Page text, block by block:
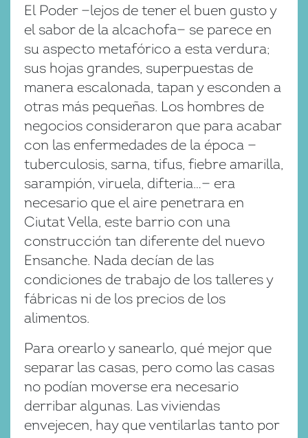
El Poder —lejos de tener el buen gusto y
el sabor de la alcachofa— se parece en
su aspecto metafórico a esta verdura;
sus hojas grandes, superpuestas de
manera escalonada, tapan y esconden a
otras más pequeñas. Los hombres de
negocios consideraron que para acabar
con las enfermedades de la época —
tuberculosis, sarna, tifus, fiebre amarilla,
sarampión, viruela, difteria…— era
necesario que el aire pe­netra­ra en
Ciutat Vella, este barrio con una
construcción tan diferente del nuevo
Ensanche. Nada decían de las
condiciones de trabajo de los talleres y
fábricas ni de los precios de los
alimentos.
Para orearlo y sanearlo, qué mejor que
separar las casas, pero como las casas
no podían moverse era necesario
derribar algunas. Las viviendas
envejecen, hay que ventilarlas tanto por